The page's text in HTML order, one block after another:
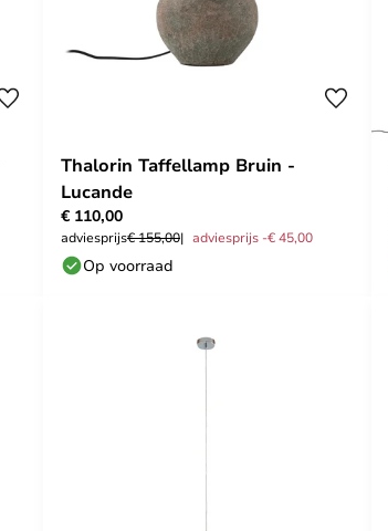
Thalorin Taffellamp Bruin -
Lucande
€ 110,00
adviesprijs€ 155,00 adviesprijs -€ 45,00
Op voorraad